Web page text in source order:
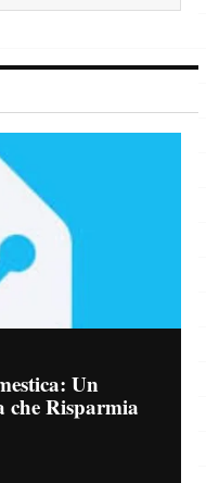
Un
che Risparmia